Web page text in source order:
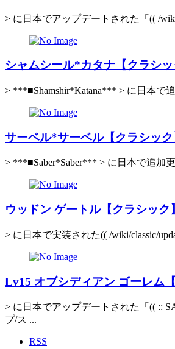
> に日本でアップデートされた「(( /
シャムシール*カタナ【クラシッ
> ***■Shamshir*Katana*** > に日本で
サーベル*サーベル【クラシック
> ***■Saber*Saber*** > に日本で追加
ウッドン ゲートル【クラシック】
> に日本で実装された(( /wiki/classic/
Lv15 オブシディアン ゴーレム
> に日本でアップデートされた「(( ::
プ/ス ...
RSS